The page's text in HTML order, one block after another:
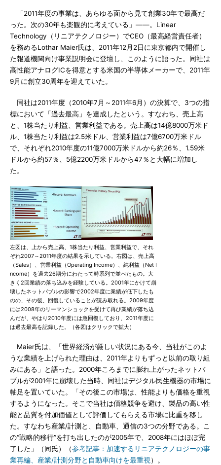
「2011年度の事業は、あらゆる面から見て創業30年で最高だ
った。次の30年も楽観的に考えている」――。Linear
Technology（リニアテクノロジー）でCEO（最高経営責任者）
を務めるLothar Maier氏は、2011年12月2日に東京都内で開催し
た報道機関向け事業説明会に登壇し、このように語った。同社は
高性能アナログICを得意とする米国の半導体メーカーで、2011年
9月に創立30周年を迎えていた。
同社は2011年度（2010年7月～2011年6月）の決算で、3つの指
標において「過去最高」を達成したという。すなわち、売上高
と、1株当たり利益、営業利益である。売上高は14億8000万米ド
ル、1株当たり利益は2.5米ドル、営業利益は7億6700万米ドル
で、それぞれ2010年度の11億7000万米ドルから約26％、1.59米
ドルから約57％、5億2200万米ドルから47％と大幅に増加し
た。
左図は、上から売上高、1株当たり利益、営業利益で、それ
ぞれ2007～2011年度の結果を示している。右図は、売上高
（Sales）、営業利益（Operating Income）、純利益（Net I
ncome）を過去26期分にわたって時系列で並べたもの。大
きく2回業績の落ち込みを経験している。2001年にかけて崩
壊したネットバブルの影響で2002年度に業績が低下したも
のの、その後、回復していることが読み取れる。2009年度
には2008年のリーマンショックを受けて再び業績が落ち込
んだが、やはり2010年度には急回復しており、2011年度に
は過去最高を記録した。（各図はクリックで拡大）
Maier氏は、「世界経済が厳しい状況にある今、当社がこのよ
うな業績を上げられた理由は、2011年よりもずっと以前の取り組
みにある」と語った。2000年ころまでに膨れ上がったネットバ
ブルが2001年に崩壊した当時、同社はデジタル民生機器の市場に
軸足を置いていた。「その後この市場は、性能よりも価格を重視
するようになった。そこで当社は価格競争を避け、製品の高い性
能と品質を付加価値として評価してもらえる市場に比重を移し
た。すなわち産業/計測と、自動車、通信の3つの分野である。こ
の“戦略的移行”を打ち出したのが2005年で、2008年にはほぼ完
了した」（同氏）（参考記事：加速するリニアテクノロジーの事
業再編、産業/計測分野と自動車向けを最重視 ）。